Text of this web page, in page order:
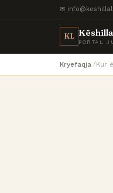
✉
KL
PORTAL
Kryefaqja Kur